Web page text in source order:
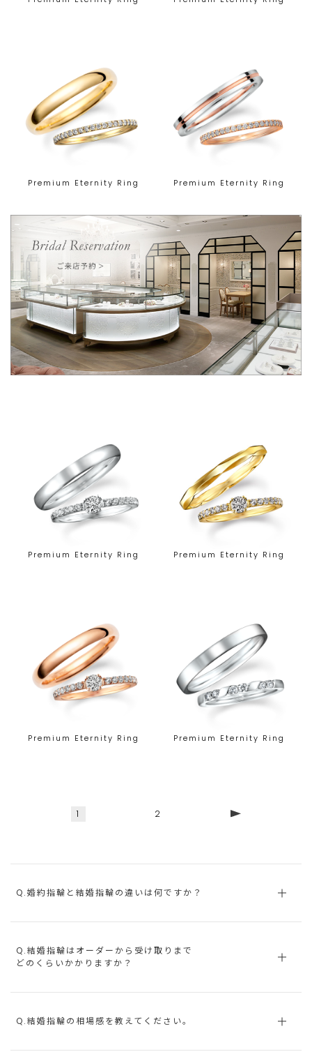
Premium Eternity Ring Premium Eternity Ring
Premium Eternity Ring Premium Eternity Ring
Premium Eternity Ring Premium Eternity Ring
1 2
Q.婚約指輪と結婚指輪の違いは何ですか？
Q.結婚指輪はオーダーから受け取りまで
どのくらいかかりますか？
Q.結婚指輪の相場感を教えてください。